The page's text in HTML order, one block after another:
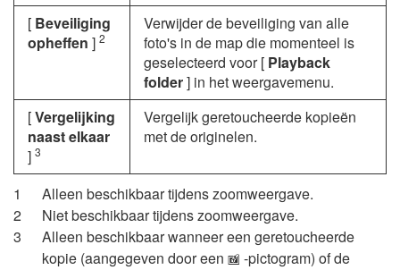
[ Beveiliging
opheffen ] 2
Verwijder de beveiliging van alle
foto's in de map die momenteel is
geselecteerd voor [ Playback
folder] in het weergavemenu.
[Vergelijking
naast elkaar
] 3
Vergelijk geretoucheerde kopieën
met de originelen.
Alleen beschikbaar tijdens zoomweergave.
Niet beschikbaar tijdens zoomweergave.
Alleen beschikbaar wanneer een geretoucheerde
kopie (aangegeven door een p -pictogram) of de